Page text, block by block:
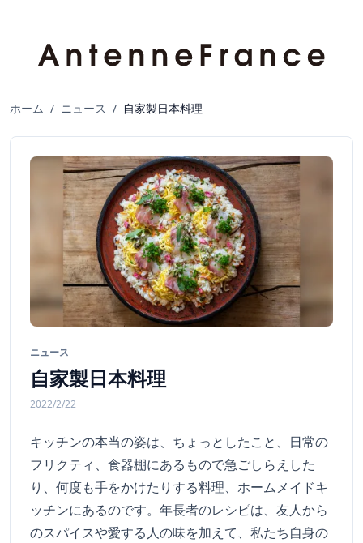
ホーム / ニュース / 自家製日本料理
ニュース
自家製日本料理
2022/2/22
キッチンの本当の姿は、ちょっとしたこと、日常の
フリクティ、食器棚にあるもので急ごしらえした
り、何度も手をかけたりする料理、ホームメイドキ
ッチンにあるのです。年長者のレシピは、友人から
のスパイスや愛する人の味を加えて、私たち自身の